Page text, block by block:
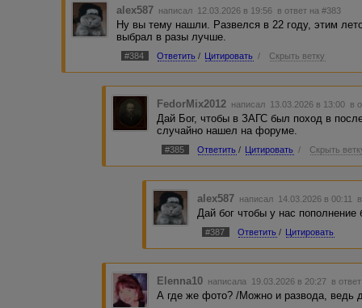
alex587 написал 12.03.2026 в 19:56 в ответ на #383
Ну вы тему нашли. Развелся в 22 году, этим
выбрал в разы лучше.
#384 Ответить / Цитировать / Скрыть ветку
FedorMix2012 написал 13.03.2026 в 13:00 в
Дай Бог, чтобы в ЗАГС был поход в
случайно нашел на форуме.
#385 Ответить / Цитировать / Скрыть
alex587 написал 14.03.2026 в 00:11
Дай бог чтобы у нас
#387 Ответить / Цитировать
Elenna10 написала 19.03.2026 в 20:27 в
А где же фото? /Можно и развода, ведь